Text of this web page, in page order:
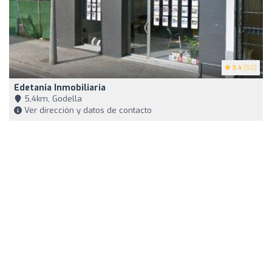
3.4 (50)
Edetania Inmobiliaria
5,4km, Godella
Ver dirección y datos de contacto